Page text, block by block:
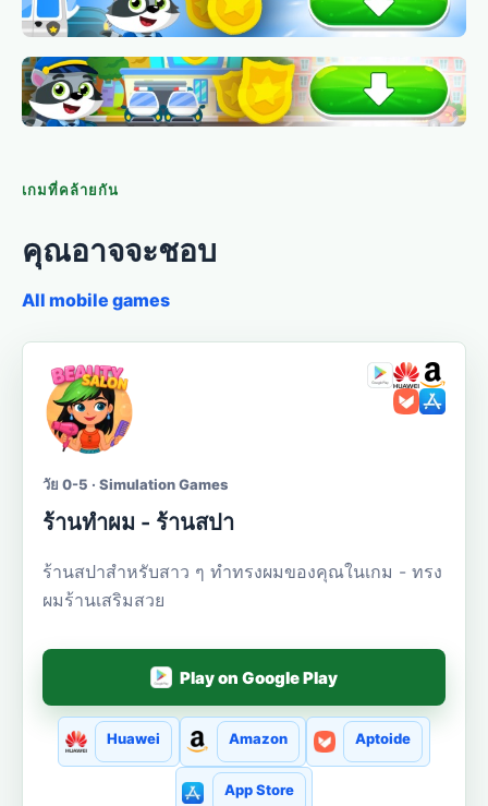
เกมที่คล้ายกัน
คุณอาจจะชอบ
All mobile games
วัย 0-5 · Simulation Games
ร้านทำผม - ร้านสปา
ร้านสปาสำหรับสาว ๆ ทำทรงผมของคุณในเกม - ทรง
ผมร้านเสริมสวย
Play on Google Play
Huawei Amazon Aptoide
App Store